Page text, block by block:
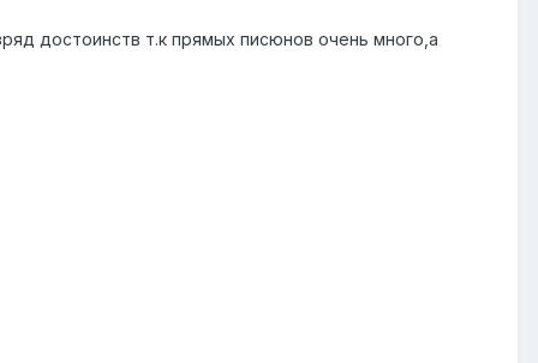
достоинств т.к прямых писюнов очень много,а